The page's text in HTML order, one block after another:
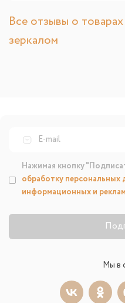
Все отзывы о
зеркалом
Нажимая кнопку
обработку персональных
информационных и
Мы в